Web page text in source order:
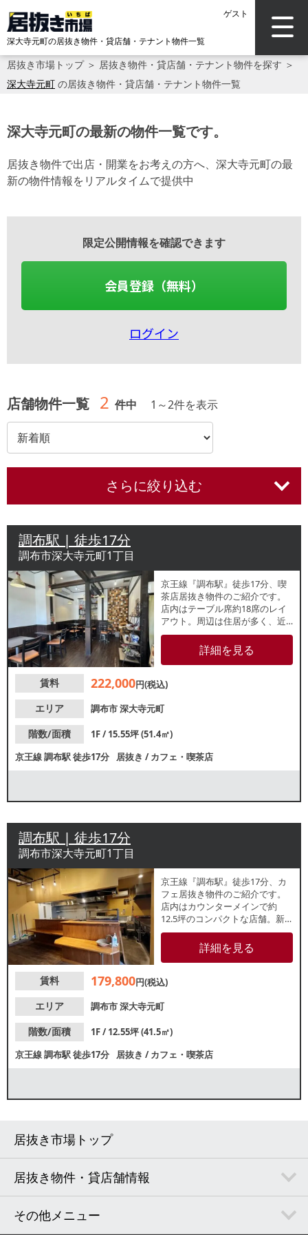
ゲスト
深大寺元町の居抜き物件・貸店舗・テナント物件一覧
居抜き市場トップ＞ 居抜き物件・貸店舗・テナント物件を探す ＞
深大寺元町 の居抜き物件・貸店舗・テナント物件一覧
深大寺元町の最新の物件一覧です。
居抜き物件で出店・開業をお考えの方へ、深大寺元町の最
新の物件情報をリアルタイムで提供中
限定公開情報を確認できます
会員登録（無料）
ログイン
店舗物件一覧 2 件中 1 ～2件を表示
さらに絞り込む
調布駅 | 徒歩17分
調布市深大寺元町1丁目
京王線『調布駅』徒歩17分、喫
茶店居抜き物件のご紹介です。
店内はテーブル席約18席のレイ
アウト。周辺は住居が多く、近
隣住民テイクアウト需要も期待
できます。諸条件等、お気軽に
お問合せください。
詳細を見る
賃料 222,000円(税込)
エリア
調布市深大寺元町
階数/面積
1F / 15.55坪 (51.4㎡)
京王線調布駅徒歩17分 居抜き /カフェ・喫茶店
調布駅 | 徒歩17分
調布市深大寺元町1丁目
京王線『調布駅』徒歩17分、カ
フェ居抜き物件のご紹介です。
店内はカウンターメインで約
12.5坪のコンパクトな店舗。新
規出店・個人開業をお考えの方
にもおすすめです。佐須街道沿
いの建物1階店舗で視認性良好！
で、お気軽にお問合せくださ
詳細を見る
賃料 179,800円(税込)
エリア
調布市深大寺元町
階数/面積
1F / 12.55坪 (41.5㎡)
京王線調布駅徒歩17分 居抜き /カフェ・喫茶店
居抜き市場トップ
居抜き物件・貸店舗情報
その他メニュー